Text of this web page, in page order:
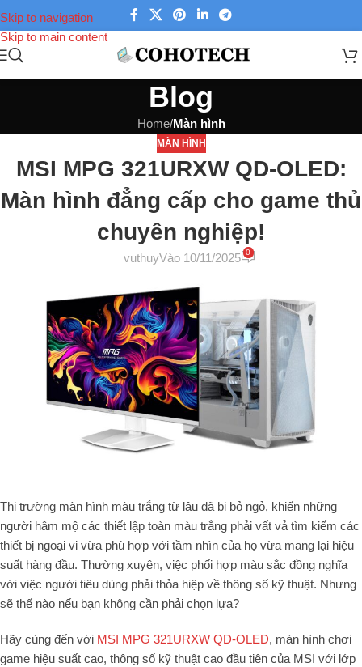
Skip to navigation
Skip to main content
Blog
Home/Màn hình
MÀN HÌNH
MSI MPG 321URXW QD-OLED:
Màn hình đẳng cấp cho game thủ
chuyên nghiệp!
vuthuyVào 10/11/2025 0
Thị trường màn hình màu trắng từ lâu đã bị bỏ ngỏ, khiến những
người hâm mộ các thiết lập toàn màu trắng phải vất vả tìm kiếm các
thiết bị ngoại vi vừa phù hợp với tầm nhìn của họ vừa mang lại hiệu
suất hàng đầu. Thường xuyên, việc phối hợp màu sắc đồng nghĩa
với việc người tiêu dùng phải thỏa hiệp về thông số kỹ thuật. Nhưng
sẽ thế nào nếu bạn không cần phải chọn lựa?
Hãy cùng đến với MSI MPG 321URXW QD-OLED, màn hình chơi
game hiệu suất cao, thông số kỹ thuật cao đầu tiên của MSI với lớp